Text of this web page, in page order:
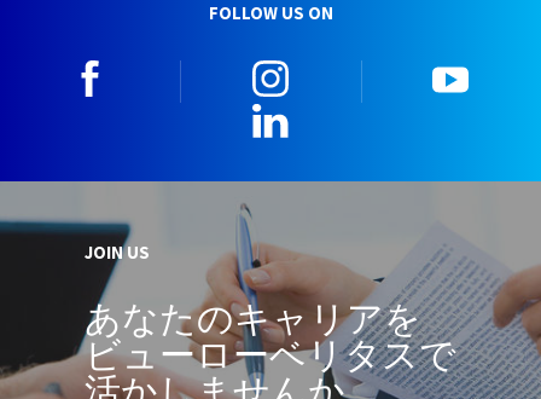
FOLLOW US ON
JOIN US
あなたのキャリアを
ビューローベリタスで
活かしませんか